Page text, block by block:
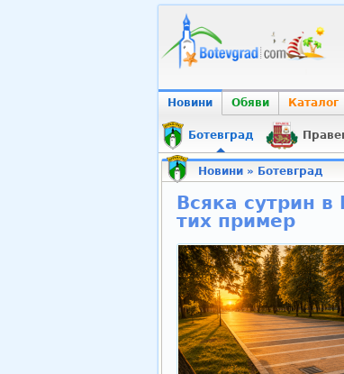
Новини Обяви Каталог
Ботевград
Новини» Ботевград
Всяка сутрин
тих пример